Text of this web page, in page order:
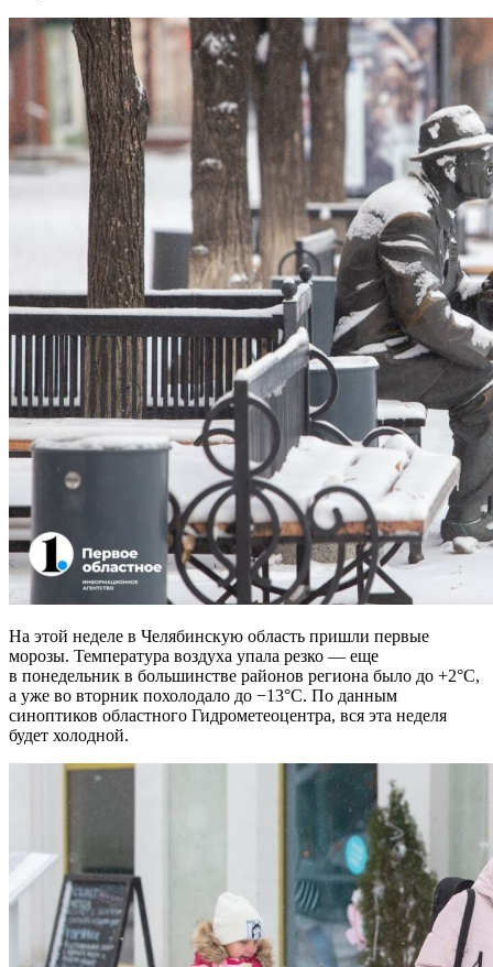
На этой неделе в Челябинскую область пришли первые
морозы. Температура воздуха упала резко — еще
в понедельник в большинстве районов региона было до +2°C,
а уже во вторник похолодало до −13°C. По данным
синоптиков областного Гидрометеоцентра, вся эта неделя
будет холодной.